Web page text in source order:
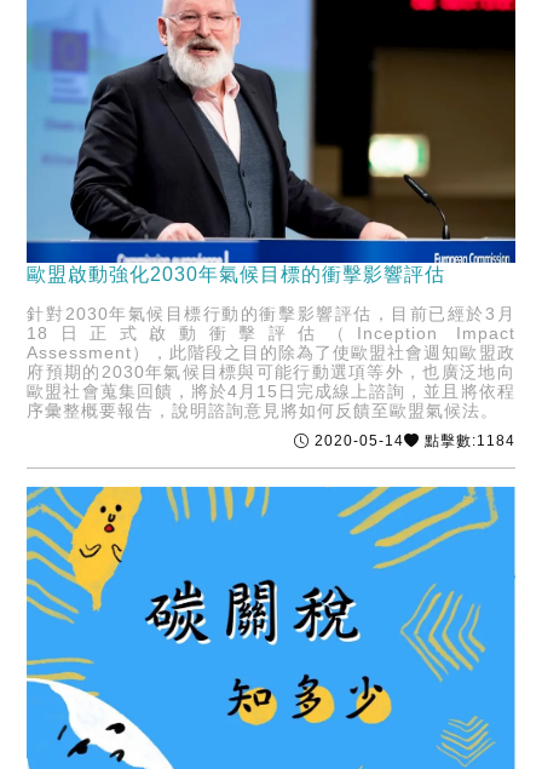
歐盟啟動強化2030年氣候目標的衝擊影響評估
針對2030年氣候目標行動的衝擊影響評估，目前已經於3月
18日正式啟動衝擊評估（Inception Impact
Assessment），此階段之目的除為了使歐盟社會週知歐盟政
府預期的2030年氣候目標與可能行動選項等外，也廣泛地向
歐盟社會蒐集回饋，將於4月15日完成線上諮詢，並且將依程
序彙整概要報告，說明諮詢意見將如何反饋至歐盟氣候法。
2020-05-14 點擊數:1184